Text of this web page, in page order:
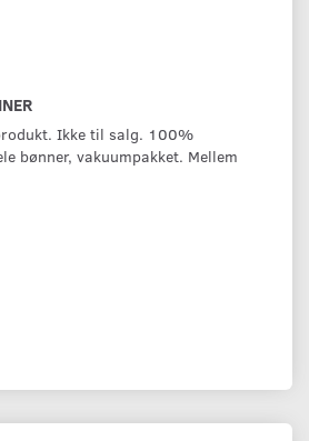
Ikke til salg. 100%
bønner, vakuumpakket. Mellem